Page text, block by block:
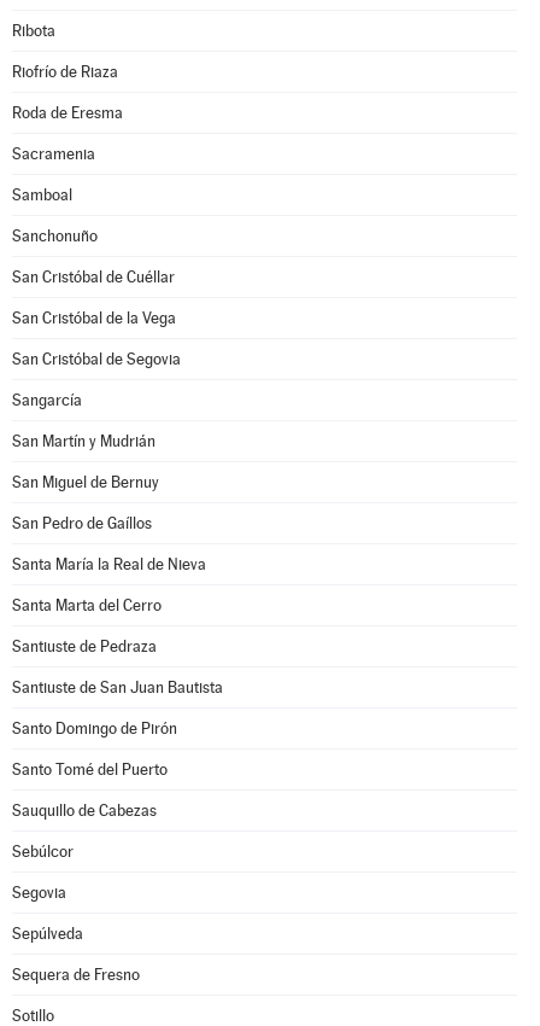
Ribota
Riofrío de Riaza
Roda de Eresma
Sacramenia
Samboal
Sanchonuño
San Cristóbal de Cuéllar
San Cristóbal de la Vega
San Cristóbal de Segovia
Sangarcía
San Martín y Mudrián
San Miguel de Bernuy
San Pedro de Gaíllos
Santa María la Real de Nieva
Santa Marta del Cerro
Santiuste de Pedraza
Santiuste de San Juan Bautista
Santo Domingo de Pirón
Santo Tomé del Puerto
Sauquillo de Cabezas
Sebúlcor
Segovia
Sepúlveda
Sequera de Fresno
Sotillo